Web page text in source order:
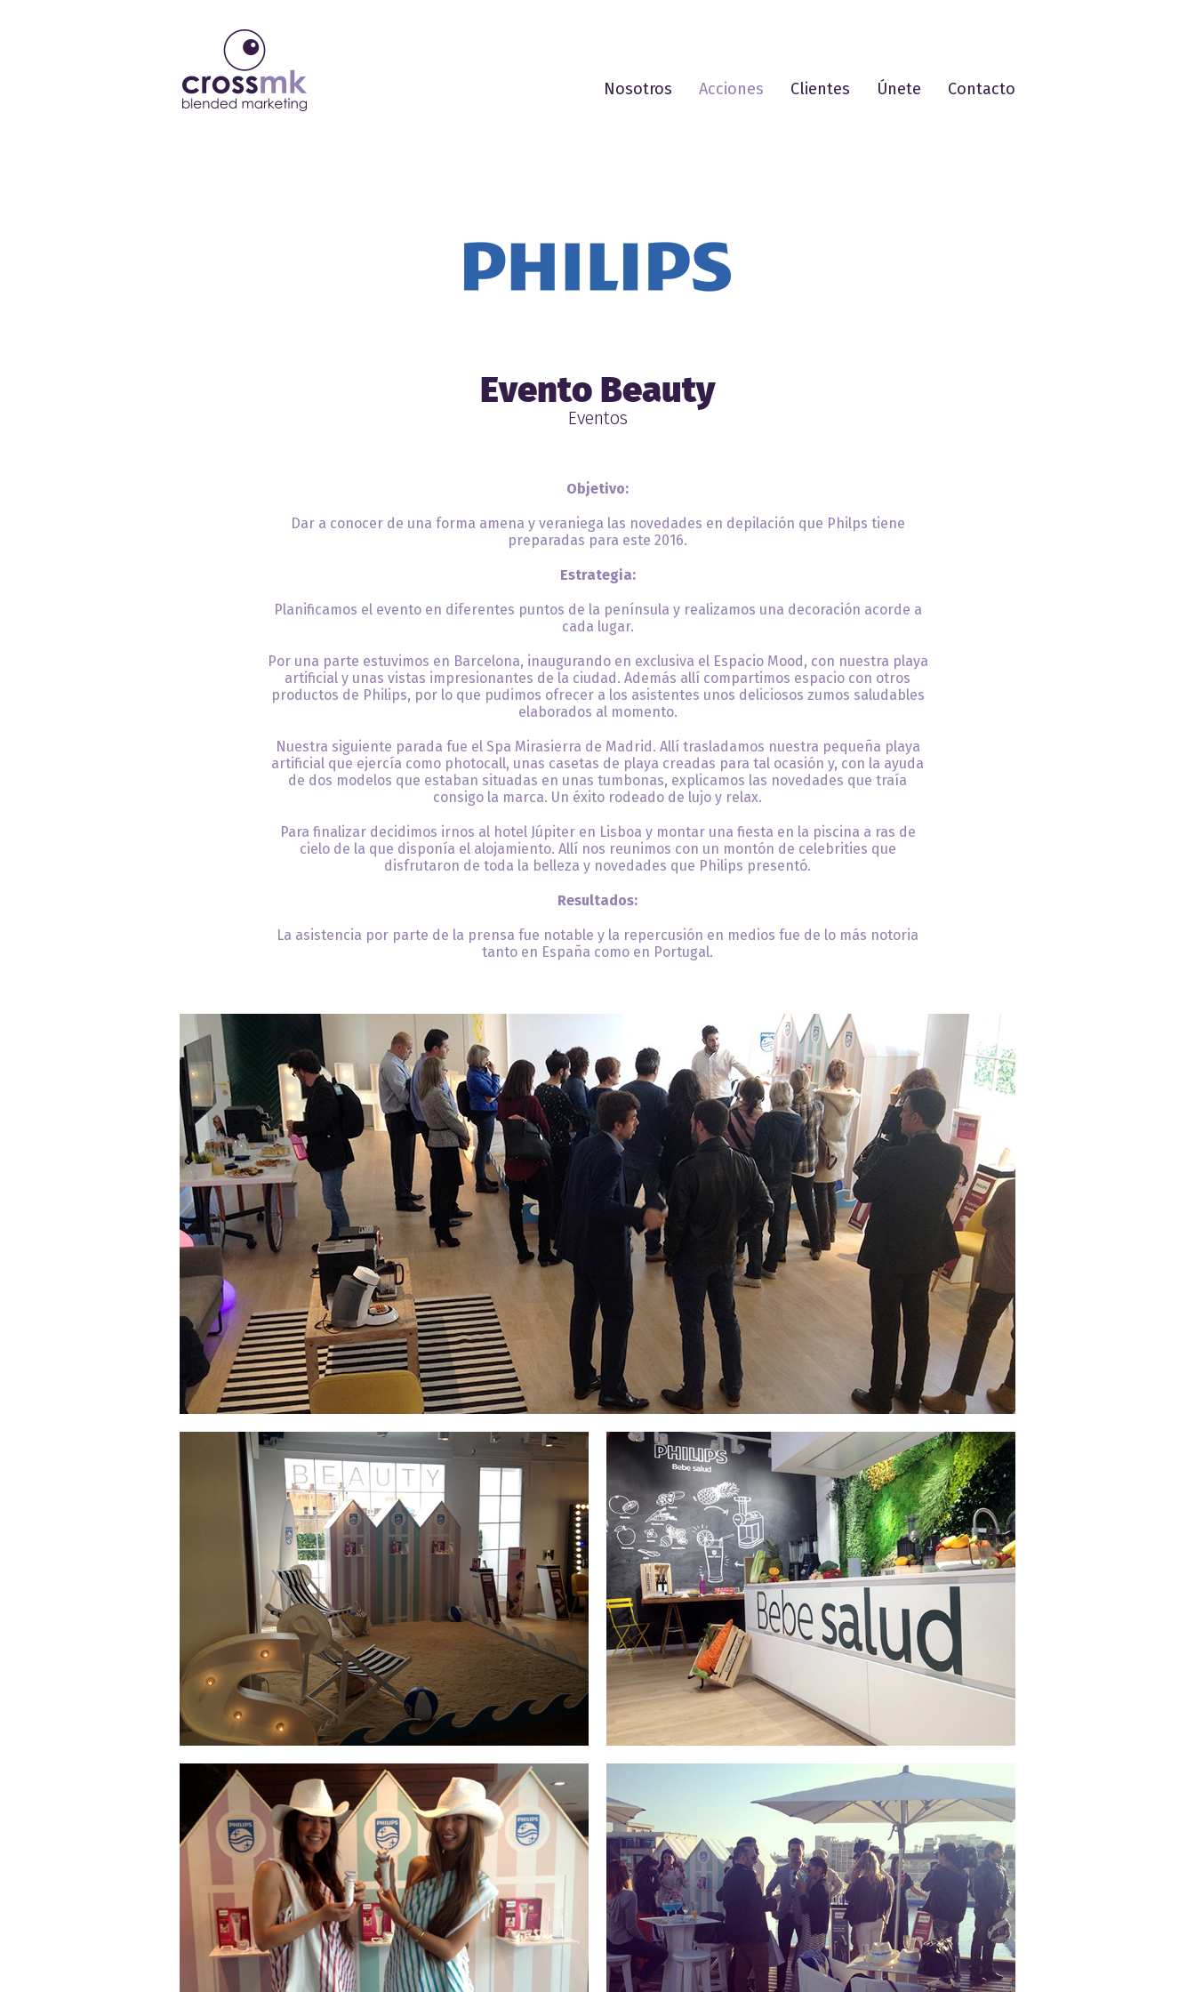
Nosotros Acciones Clientes Únete Contacto
Evento Beauty
Eventos
Objetivo:
Dar a conocer de una forma amena y veraniega las novedades en depilación que Philps tiene
preparadas para este 2016.
Estrategia:
Planificamos el evento en diferentes puntos de la península y realizamos una decoración acorde a
cada lugar.
Por una parte estuvimos en Barcelona, inaugurando en exclusiva el Espacio Mood, con nuestra playa
artificial y unas vistas impresionantes de la ciudad. Además allí compartimos espacio con otros
productos de Philips, por lo que pudimos ofrecer a los asistentes unos deliciosos zumos saludables
elaborados al momento.
Nuestra siguiente parada fue el Spa Mirasierra de Madrid. Allí trasladamos nuestra pequeña playa
artificial que ejercía como photocall, unas casetas de playa creadas para tal ocasión y, con la ayuda
de dos modelos que estaban situadas en unas tumbonas, explicamos las novedades que traía
consigo la marca. Un éxito rodeado de lujo y relax.
Para finalizar decidimos irnos al hotel Júpiter en Lisboa y montar una fiesta en la piscina a ras de
cielo de la que disponía el alojamiento. Allí nos reunimos con un montón de celebrities que
disfrutaron de toda la belleza y novedades que Philips presentó.
Resultados:
La asistencia por parte de la prensa fue notable y la repercusión en medios fue de lo más notoria
tanto en España como en Portugal.